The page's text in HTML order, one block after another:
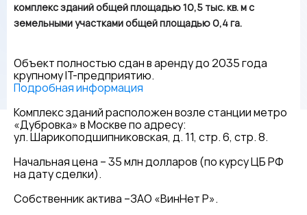
комплекс зданий общей площадью 10,5 тыс. кв. м с
земельными участками общей площадью 0,4 га.
Объект полностью сдан в аренду до 2035 года
крупному IT-предприятию.
Подробная информация
Комплекс зданий расположен возле станции метро
«Дубровка» в Москве по адресу:
ул. Шарикоподшипниковская, д. 11, стр. 6, стр. 8.
Начальная цена – 35 млн долларов (по курсу ЦБ РФ
на дату сделки).
Собственник актива –ЗАО «ВинНет Р».